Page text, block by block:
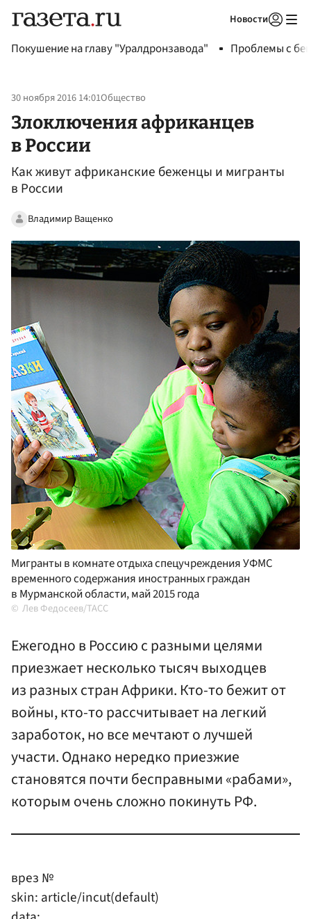
Новости
Покушение на главу "Уралдронзавода" Проблемы с
30 ноября 2016 14:01Общество
Злоключения африканцев
в России
Как живут африканские беженцы и мигранты
в России
Владимир Ващенко
Мигранты в комнате отдыха спецучреждения УФМС
временного содержания иностранных граждан
в Мурманской области, май 2015 года
Лев Федосеев/ТАСС
Ежегодно в Россию с разными целями
приезжает несколько тысяч выходцев
из разных стран Африки. Кто-то бежит от
войны, кто-то рассчитывает на легкий
заработок, но все мечтают о лучшей
участи. Однако нередко приезжие
становятся почти бесправными «рабами»,
которым очень сложно покинуть РФ.
врез №
skin: article/incut(default)